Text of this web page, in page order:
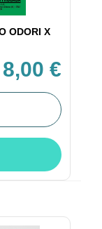
ODORI X
8,00 €